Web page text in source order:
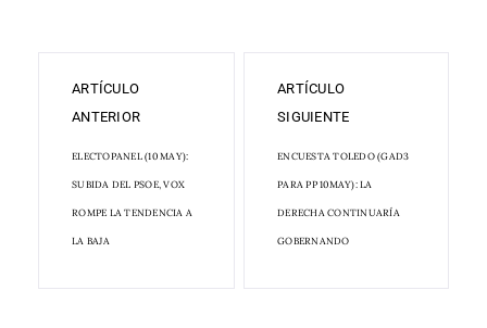
ARTÍCULO
ANTERIOR
ELECTOPANEL (10 MAY):
SUBIDA DEL PSOE, VOX
ROMPE LA TENDENCIA A
LA BAJA
ARTÍCULO
SIGUIENTE
ENCUESTA TOLEDO (GAD3
PARA PP 10MAY): LA
DERECHA CONTINUARÍA
GOBERNANDO